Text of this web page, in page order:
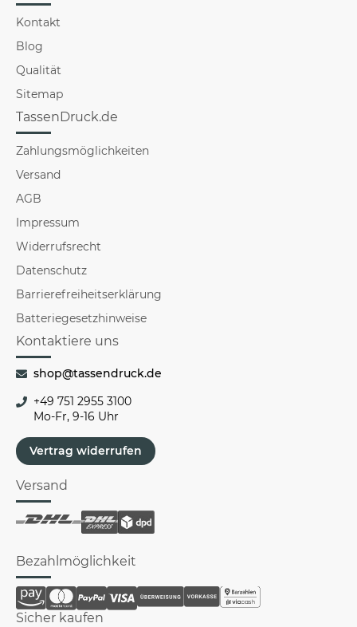
Kontakt
Blog
Qualität
Sitemap
TassenDruck.de
Zahlungsmöglichkeiten
Versand
AGB
Impressum
Widerrufsrecht
Datenschutz
Barrierefreiheitserklärung
Batteriegesetzhinweise
Kontaktiere uns
shop@tassendruck.de
+49 751 2955 3100
Mo-Fr, 9-16 Uhr
Vertrag widerrufen
Versand
Bezahlmöglichkeit
Sicher kaufen